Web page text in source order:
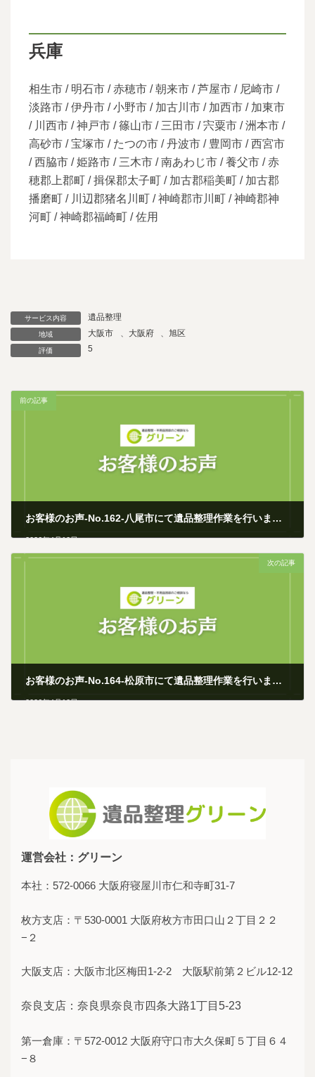
兵庫
相生市 / 明石市 / 赤穂市 / 朝来市 / 芦屋市 / 尼崎市 /
淡路市 / 伊丹市 / 小野市 / 加古川市 / 加西市 / 加東市
/ 川西市 / 神戸市 / 篠山市 / 三田市 / 宍粟市 / 洲本市 /
高砂市 / 宝塚市 / たつの市 / 丹波市 / 豊岡市 / 西宮市
/ 西脇市 / 姫路市 / 三木市 / 南あわじ市 / 養父市 / 赤
穂郡上郡町 / 揖保郡太子町 / 加古郡稲美町 / 加古郡
播磨町 / 川辺郡猪名川町 / 神崎郡市川町 / 神崎郡神
河町 / 神崎郡福崎町 / 佐用
サービス内容 遺品整理
地域 大阪市 、 大阪府 、旭区
評価 5
前の記事
お客様のお声-No.162-八尾市にて遺品整理作業を行いました
2026年4月10日
次の記事
お客様のお声-No.164-松原市にて遺品整理作業を行いました
2026年4月10日
運営会社：グリーン
本社：572-0066 大阪府寝屋川市仁和寺町31-7
枚方支店：〒530-0001 大阪府枚方市田口山２丁目２２
−２
大阪支店：大阪市北区梅田1-2-2 大阪駅前第２ビル12-12
奈良支店：奈良県奈良市四条大路1丁目5-23
第一倉庫：〒572-0012 大阪府守口市大久保町５丁目６４
−８